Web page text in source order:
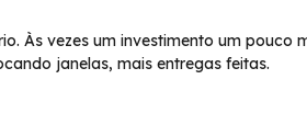
Às vezes um investimento um pouco
janelas, mais entregas feitas.